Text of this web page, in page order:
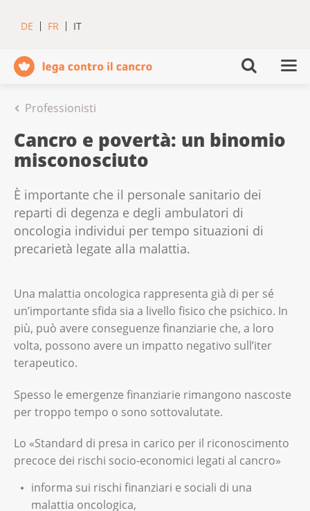
DE FR IT
Professionisti
Cancro e povertà: un binomio
misconosciuto
È importante che il personale sanitario dei
reparti di degenza e degli ambulatori di
oncologia individui per tempo situazioni di
precarietà legate alla malattia.
Una malattia oncologica rappresenta già di per sé
un’importante sfida sia a livello fisico che psichico. In
più, può avere conseguenze finanziarie che, a loro
volta, possono avere un impatto negativo sull’iter
terapeutico.
Spesso le emergenze finanziarie rimangono nascoste
per troppo tempo o sono sottovalutate.
Lo «Standard di presa in carico per il riconoscimento
precoce dei rischi socio-economici legati al cancro»
informa sui rischi finanziari e sociali di una
malattia oncologica,